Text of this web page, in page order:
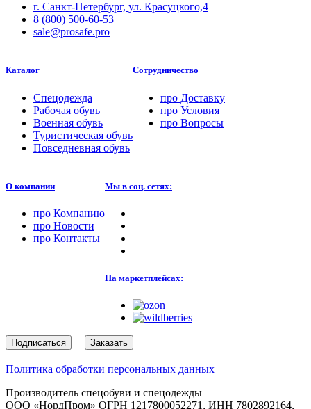
г. Санкт-Петербург, ул. Красуцкого,4
8 (800) 500-60-53
sale@prosafe.pro
Каталог
Спецодежда
Рабочая обувь
Военная обувь
Туристическая обувь
Повседневная обувь
Сотрудничество
про Доставку
про Условия
про Вопросы
О компании
про Компанию
про Новости
про Контакты
Мы в соц. сетях:
На маркетплейсах:
Подписаться Заказать
Политика обработки персональных данных
Производитель спецобуви и спецодежды
ООО «НордПром» ОГРН 1217800052271, ИНН 7802892164,